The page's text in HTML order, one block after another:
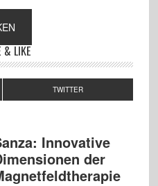
& LIKE
TWITTER
Innovative
der